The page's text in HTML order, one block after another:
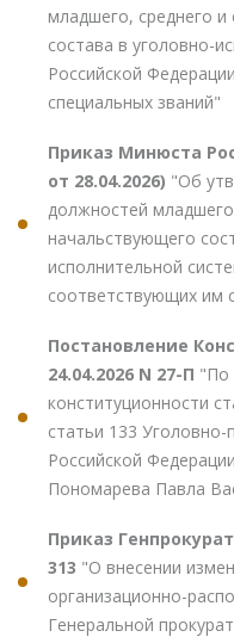
младшего, среднего
состава в уголовно-
Российской
специальных званий"
Приказ Минюста
от 28.04.2026) "Об
должностей
начальствующего
исполнительной
соответствующих им
Постановление
24.04.2026 N 27-П "По
конституционности
статьи 133 Уголовно-
Российской
Пономарева Павла
Приказ
313 "О внесении
организационно-
Генеральной